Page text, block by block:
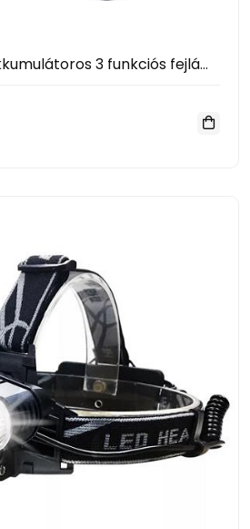
Nagy fényerejű akkumulátoros 3 funkciós fejlámpa beépített napelemmel